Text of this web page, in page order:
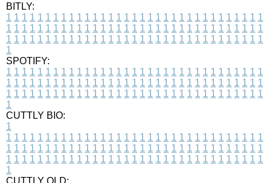
BITLY:
1 1 1 1 1 1 1 1 1 1 1 1 1 1 1 1 1 1 1 1 1 1 1 1 1 1 1 1 1 1 1 1 1
1 1 1 1 1 1 1 1 1 1 1 1 1 1 1 1 1 1 1 1 1 1 1 1 1 1 1 1 1 1 1 1 1
1 1 1 1 1 1 1 1 1 1 1 1 1 1 1 1 1 1 1 1 1 1 1 1 1 1 1 1 1 1 1 1 1
1
SPOTIFY:
1 1 1 1 1 1 1 1 1 1 1 1 1 1 1 1 1 1 1 1 1 1 1 1 1 1 1 1 1 1 1 1 1
1 1 1 1 1 1 1 1 1 1 1 1 1 1 1 1 1 1 1 1 1 1 1 1 1 1 1 1 1 1 1 1 1
1 1 1 1 1 1 1 1 1 1 1 1 1 1 1 1 1 1 1 1 1 1 1 1 1 1 1 1 1 1 1 1 1
1
CUTTLY BIO:
1
1 1 1 1 1 1 1 1 1 1 1 1 1 1 1 1 1 1 1 1 1 1 1 1 1 1 1 1 1 1 1 1 1
1 1 1 1 1 1 1 1 1 1 1 1 1 1 1 1 1 1 1 1 1 1 1 1 1 1 1 1 1 1 1 1 1
1 1 1 1 1 1 1 1 1 1 1 1 1 1 1 1 1 1 1 1 1 1 1 1 1 1 1 1 1 1 1 1 1
1
CUTTLY OLD: